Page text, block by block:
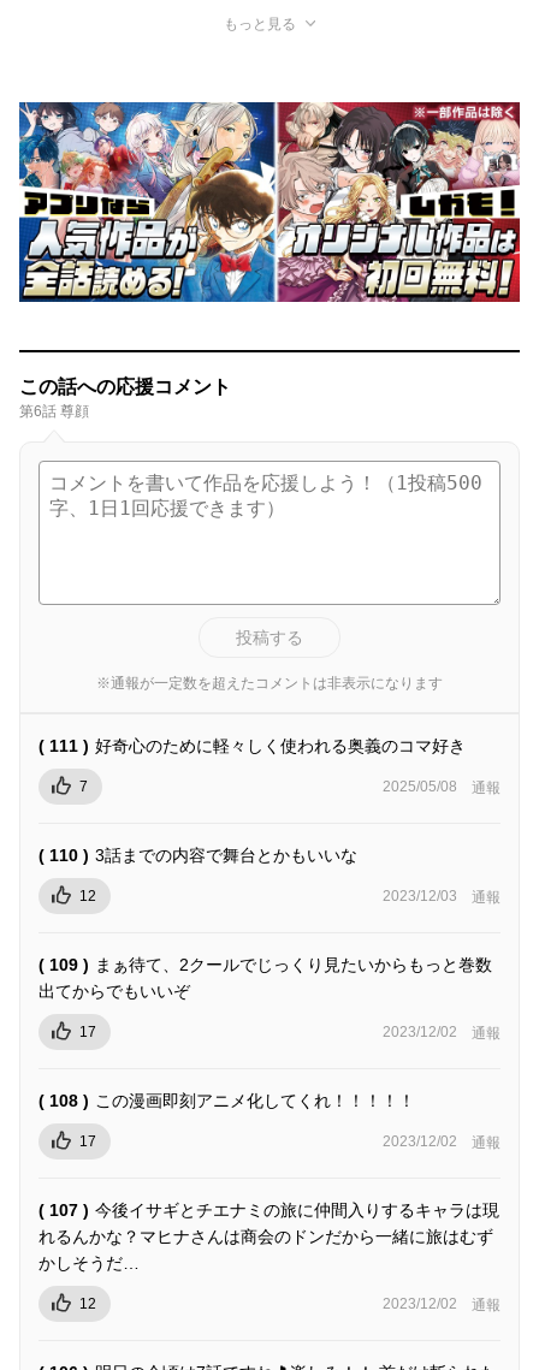
もっと見る
この話への応援コメント
第6話 尊顔
投稿する
※通報が一定数を超えたコメントは非表示になります
( 111 ) 好奇心のために軽々しく使われる奥義のコマ好き
7 2025/05/08 通報
( 110 ) 3話までの内容で舞台とかもいいな
12 2023/12/03 通報
( 109 ) まぁ待て、2クールでじっくり見たいからもっと巻数
出てからでもいいぞ
17 2023/12/02 通報
( 108 ) この漫画即刻アニメ化してくれ！！！！！
17 2023/12/02 通報
( 107 ) 今後イサギとチエナミの旅に仲間入りするキャラは現
れるんかな？マヒナさんは商会のドンだから一緒に旅はむず
かしそうだ…
12 2023/12/02 通報